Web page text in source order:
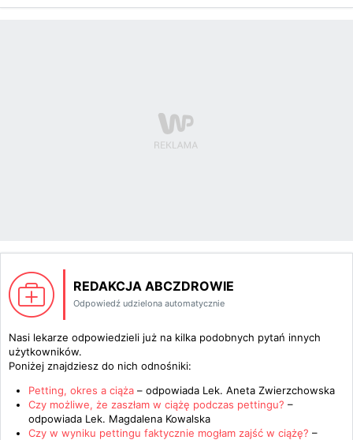
REDAKCJA ABCZDROWIE
Odpowiedź udzielona automatycznie
Nasi lekarze odpowiedzieli już na kilka podobnych pytań innych
użytkowników.
Poniżej znajdziesz do nich odnośniki:
Petting, okres a ciąża – odpowiada Lek. Aneta Zwierzchowska
Czy możliwe, że zaszłam w ciążę podczas pettingu? –
odpowiada Lek. Magdalena Kowalska
Czy w wyniku pettingu faktycznie mogłam zajść w ciążę? –